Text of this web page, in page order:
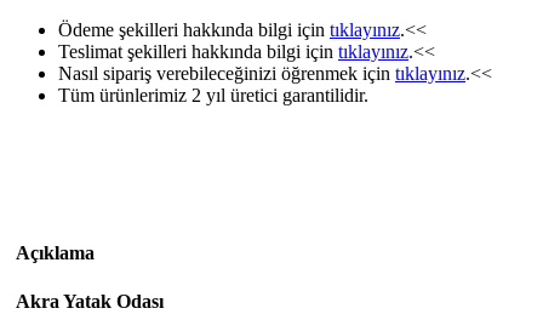
Ödeme şekilleri hakkında bilgi için tıklayınız.<<
Teslimat şekilleri hakkında bilgi için tıklayınız.<<
Nasıl sipariş verebileceğinizi öğrenmek için tıklayınız.<<
Tüm ürünlerimiz 2 yıl üretici garantilidir.
Açıklama
Akra Yatak Odası